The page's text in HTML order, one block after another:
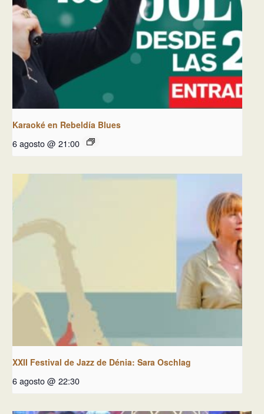
Karaoké en Rebeldía Blues
6 agosto @ 21:00
XXII Festival de Jazz de Dénia: Sara Oschlag
6 agosto @ 22:30